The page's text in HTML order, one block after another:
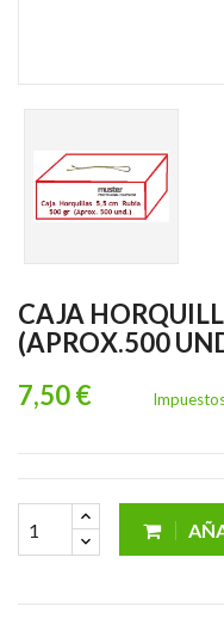
CAJA
(APROX.500
7,50 €